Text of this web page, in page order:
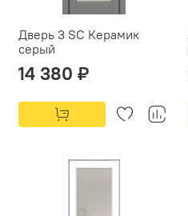
Дверь 3 SC Керамик
серый
14 380 ₽